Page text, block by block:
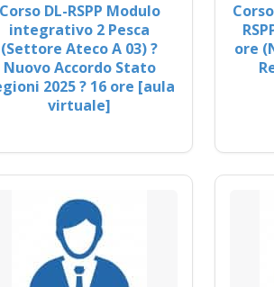
Corso DL-RSPP Modulo
integrativo 2 Pesca
(Settore Ateco A 03) ?
Nuovo Accordo Stato
2025 ? 16 ore [aula
virtuale]
ore